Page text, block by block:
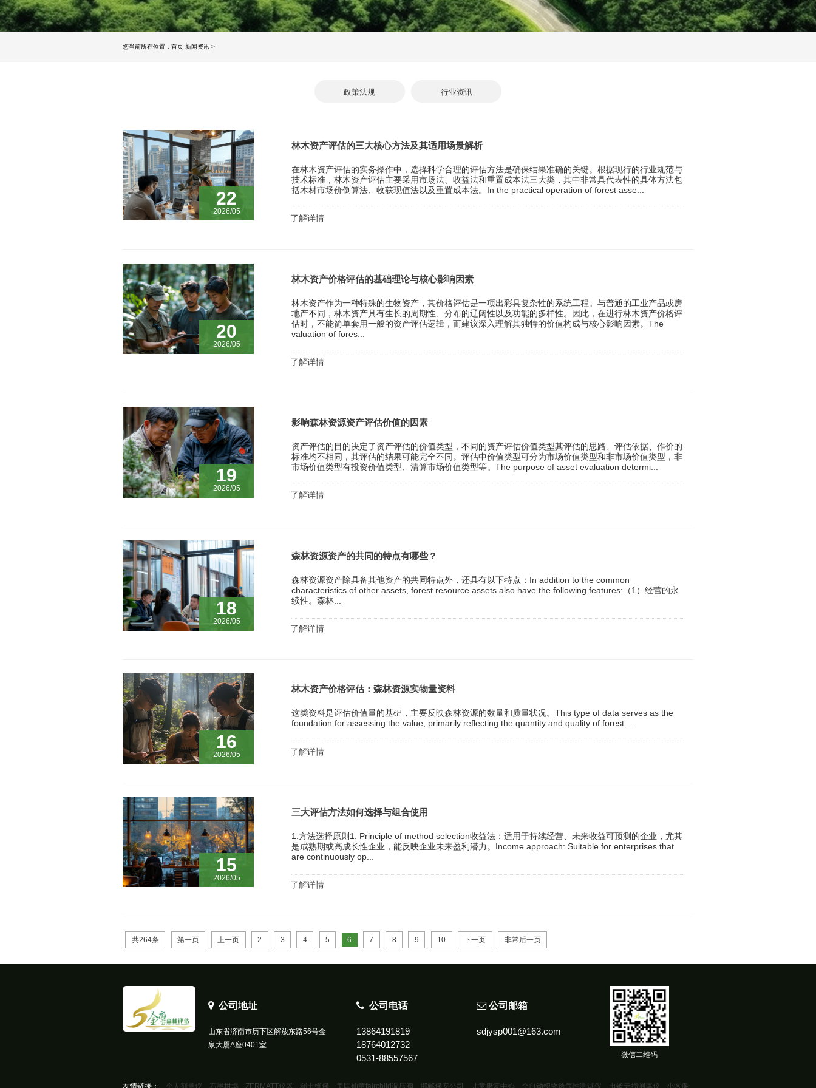
您当前所在位置： 首页-新闻资讯>
政策法规 行业资讯
22
2026/05
林木资产评估的三大核心方法及其适用场景解析
在林木资产评估的实务操作中，选择科学合理的评估方法是确保结果准确的关键。根据现行的行业规范与
技术标准，林木资产评估主要采用市场法、收益法和重置成本法三大类，其中非常具代表性的具体方法包
括木材市场价倒算法、收获现值法以及重置成本法。In the practical operation of forest asse...
了解详情
20
2026/05
林木资产价格评估的基础理论与核心影响因素
林木资产作为一种特殊的生物资产，其价格评估是一项出彩具复杂性的系统工程。与普通的工业产品或房
地产不同，林木资产具有生长的周期性、分布的辽阔性以及功能的多样性。因此，在进行林木资产价格评
估时，不能简单套用一般的资产评估逻辑，而建议深入理解其独特的价值构成与核心影响因素。The
valuation of fores...
了解详情
19
2026/05
影响森林资源资产评估价值的因素
资产评估的目的决定了资产评估的价值类型，不同的资产评估价值类型其评估的思路、评估依据、作价的
标准均不相同，其评估的结果可能完全不同。评估中价值类型可分为市场价值类型和非市场价值类型，非
市场价值类型有投资价值类型、清算市场价值类型等。The purpose of asset evaluation determi...
了解详情
18
2026/05
森林资源资产的共同的特点有哪些？
森林资源资产除具备其他资产的共同特点外，还具有以下特点：In addition to the common
characteristics of other assets, forest resource assets also have the following features:（1）经营的永
续性。森林...
了解详情
16
2026/05
林木资产价格评估：森林资源实物量资料
这类资料是评估价值量的基础，主要反映森林资源的数量和质量状况。This type of data serves as the
foundation for assessing the value, primarily reflecting the quantity and quality of forest ...
了解详情
15
2026/05
三大评估方法如何选择与组合使用
1.方法选择原则1. Principle of method selection收益法：适用于持续经营、未来收益可预测的企业，尤其
是成熟期或高成长性企业，能反映企业未来盈利潜力。Income approach: Suitable for enterprises that
are continuously op...
了解详情
共264条 第一页 上一页 2 3 4 5 6 7 8 9 10 下一页 非常后一页
公司地址
山东省济南市历下区解放东路56号金
泉大厦A座0401室
公司电话
13864191819
18764012732
0531-88557567
公司邮箱
sdjysp001@163.com
微信二维码
友情链接： 个人剂量仪 石墨坩埚 ZERMATT仪器 弱电维保 美国仙童fairchild调压阀 邯郸保安公司 儿童康复中心 全自动织物透气性测试仪 电镀无损测厚仪 小区保